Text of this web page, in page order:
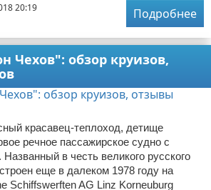
20:19
Подробнее
Чехов": обзор круизов,
красавец-теплоход, детище
речное пассажирское судно с
в честь великого русского
еще в далеком 1978 году на
Schiffswerften AG Linz Korneuburg